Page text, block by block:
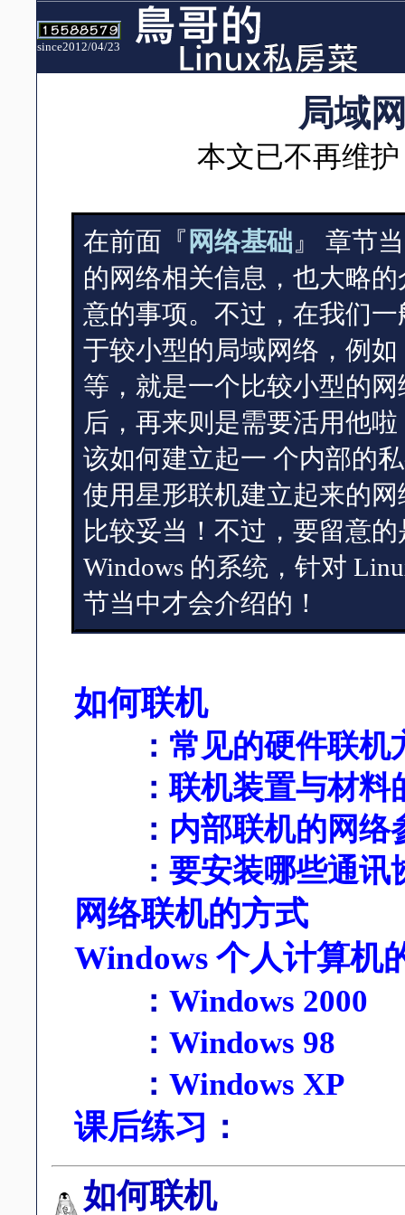
since2012/04/23
局域
本文已不再维
在前面『 网络基础 』 章节
的网络相关信息，也大略
意的事项。不过，在我们
于较小型的局域网络，例
等，就是一个比较小型的
后，再来则是需要活用他
该如何建立起一 个内部的
使用星形联机建立起来的
比较妥当！不过，要留意
Windows 的系统，针对
节当中才会介绍的！
如何联机
： 常见的硬件联机
：联机装置与材料
： 内部联机的网络
： 要安装哪些通讯
网络联机的方式
Windows 个人计算机
： Windows 2000
： Windows 98
： Windows XP
课后练习 ：
如何联机